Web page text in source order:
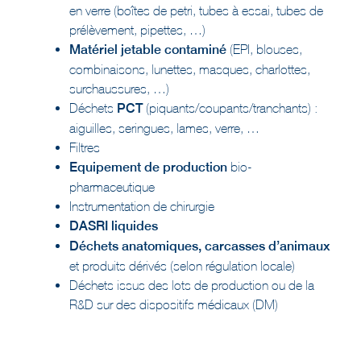
prélèvement, pipettes, …)
Matériel jetable contaminé
combinaisons, lunettes, masques, charlottes,
surchaussures, …)
DéchetsPCT(piquants/coupants/tranchants) :
aiguilles, seringues, lames, verre, …
Filtres
Equipement de production
pharmaceutique
Instrumentation de chirurgie
DASRI liquides
Déchets anatomiques, carcasses d’animaux
et produits dérivés (selon régulation locale)
Déchets issus des lots de production ou de la
R&D sur des dispositifs médicaux (DM)